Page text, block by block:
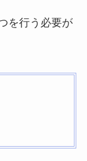
を行う必要が